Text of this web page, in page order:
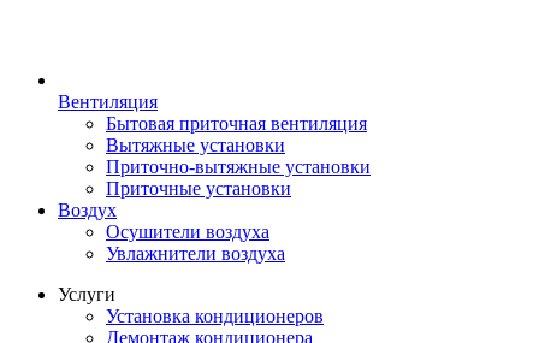
Вентиляция
Бытовая приточная вентиляция
Вытяжные установки
Приточно-вытяжные установки
Приточные установки
Воздух
Осушители воздуха
Увлажнители воздуха
Услуги
Установка кондиционеров
Демонтаж кондиционера